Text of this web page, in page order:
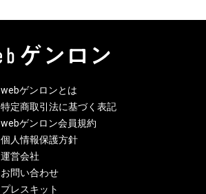
webゲンロンとは
特定商取引法に基づく表記
webゲンロン会員規約
個人情報保護方針
運営会社
お問い合わせ
プレスキット